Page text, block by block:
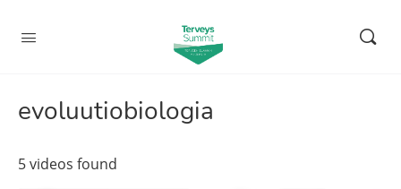
evoluutiobiologia
5 videos found